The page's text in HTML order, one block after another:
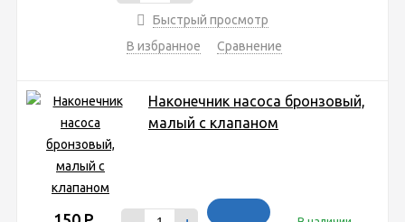
Быстрый просмотр
В избранное
Сравнение
Наконечник насоса бронзовый,
малый с клапаном